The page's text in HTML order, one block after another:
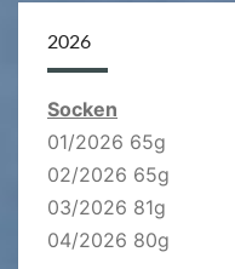
2026
Socken
01/2026 65g
02/2026 65g
03/2026 81g
04/2026 80g